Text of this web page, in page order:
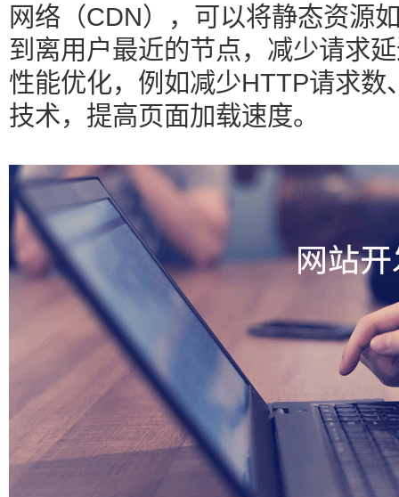
网络（CDN），可以将静态资源
到离用户最近的节点，减少请求
性能优化，例如减少HTTP请求
技术，提高页面加载速度。